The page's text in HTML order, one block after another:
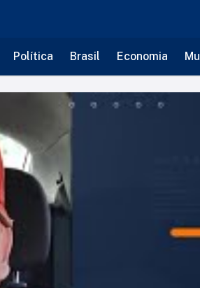
Política Brasil Economia